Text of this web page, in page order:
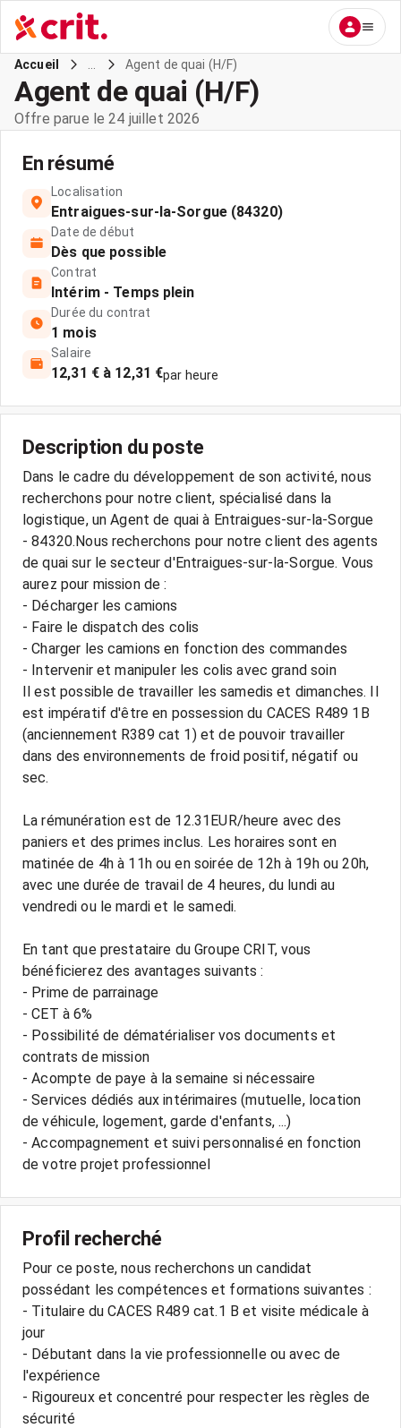
Accueil Agent de quai (H/F)
Agent de quai (H/F)
Offre parue le 24 juillet 2026
En résumé
Localisation
Entraigues-sur-la-Sorgue (84320)
Date de début
Dès que possible
Contrat
Intérim - Temps plein
Durée du contrat
1 mois
Salaire
12,31 € à 12,31 €par heure
Description du poste
Dans le cadre du développement de son activité, nous
recherchons pour notre client, spécialisé dans la
logistique, un Agent de quai à Entraigues-sur-la-Sorgue
- 84320.Nous recherchons pour notre client des agents
de quai sur le secteur d'Entraigues-sur-la-Sorgue. Vous
aurez pour mission de :
- Décharger les camions
- Faire le dispatch des colis
- Charger les camions en fonction des commandes
- Intervenir et manipuler les colis avec grand soin
Il est possible de travailler les samedis et dimanches. Il
est impératif d'être en possession du CACES R489 1B
(anciennement R389 cat 1) et de pouvoir travailler
dans des environnements de froid positif, négatif ou
sec.
La rémunération est de 12.31EUR/heure avec des
paniers et des primes inclus. Les horaires sont en
matinée de 4h à 11h ou en soirée de 12h à 19h ou 20h,
avec une durée de travail de 4 heures, du lundi au
vendredi ou le mardi et le samedi.
En tant que prestataire du Groupe CRIT, vous
bénéficierez des avantages suivants :
- Prime de parrainage
- CET à 6%
- Possibilité de dématérialiser vos documents et
contrats de mission
- Acompte de paye à la semaine si nécessaire
- Services dédiés aux intérimaires (mutuelle, location
de véhicule, logement, garde d'enfants, ...)
- Accompagnement et suivi personnalisé en fonction
Profil recherché
Pour ce poste, nous recherchons un candidat
possédant les compétences et formations suivantes :
- Titulaire du CACES R489 cat.1 B et visite médicale à
jour
- Débutant dans la vie professionnelle ou avec de
l'expérience
- Rigoureux et concentré pour respecter les règles de
sécurité